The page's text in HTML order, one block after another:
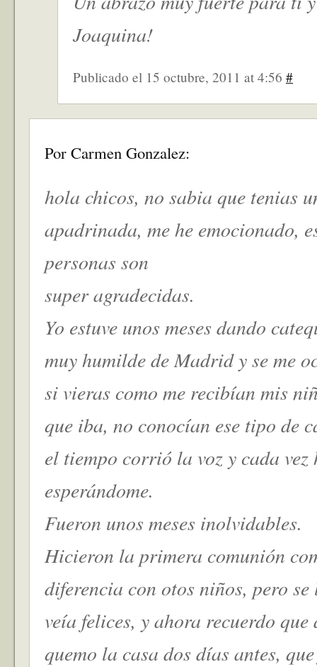
Joaquina!
Publicado el 15 octubre, 2011 at 4:56 #
Por Carmen Gonzalez:
hola chicos, no sabia que tenias
apadrinada, me he emocionado,
personas son
super agradecidas.
Yo estuve unos meses dando
muy humilde de Madrid y se me
si vieras como me recibían mis
que iba, no conocían ese tipo de
el tiempo corrió la voz y cada vez
esperándome.
Fueron unos meses inolvidables.
Hicieron la primera comunión
diferencia con otos niños, pero se
veía felices, y ahora recuerdo
quemo la casa dos días antes,